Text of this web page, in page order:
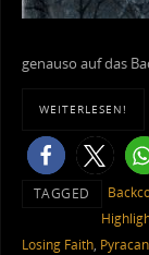
genauso auf das
WEITERLESEN!
TAGGED
Losing Faith,